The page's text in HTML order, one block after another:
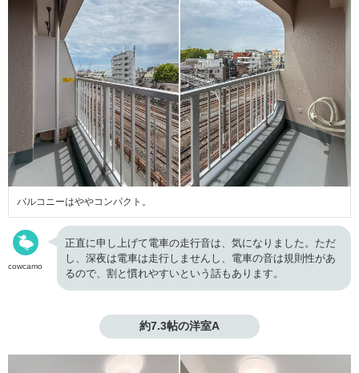
バルコニーはややコンパクト。
cowcamo
正直に申し上げて電車の走行音は、気になりました。ただ
し、深夜は電車は走行しませんし、電車の音は規則性があ
るので、割と慣れやすいという話もあります。
約7.3帖の洋室A